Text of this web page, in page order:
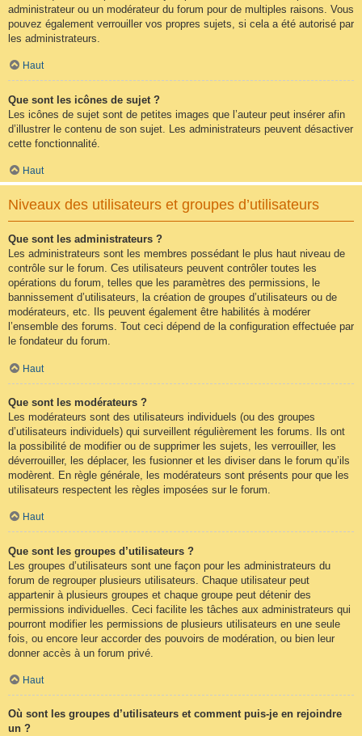
administrateur ou un modérateur du forum pour de multiples raisons. Vous
pouvez également verrouiller vos propres sujets, si cela a été autorisé par
les administrateurs.
Haut
Que sont les icônes de sujet ?
Les icônes de sujet sont de petites images que l’auteur peut insérer afin
d’illustrer le contenu de son sujet. Les administrateurs peuvent désactiver
cette fonctionnalité.
Haut
Niveaux des utilisateurs et groupes d’utilisateurs
Que sont les administrateurs ?
Les administrateurs sont les membres possédant le plus haut niveau de
contrôle sur le forum. Ces utilisateurs peuvent contrôler toutes les
opérations du forum, telles que les paramètres des permissions, le
bannissement d’utilisateurs, la création de groupes d’utilisateurs ou de
modérateurs, etc. Ils peuvent également être habilités à modérer
l’ensemble des forums. Tout ceci dépend de la configuration effectuée par
le fondateur du forum.
Haut
Que sont les modérateurs ?
Les modérateurs sont des utilisateurs individuels (ou des groupes
d’utilisateurs individuels) qui surveillent régulièrement les forums. Ils ont
la possibilité de modifier ou de supprimer les sujets, les verrouiller, les
déverrouiller, les déplacer, les fusionner et les diviser dans le forum qu’ils
modèrent. En règle générale, les modérateurs sont présents pour que les
utilisateurs respectent les règles imposées sur le forum.
Haut
Que sont les groupes d’utilisateurs ?
Les groupes d’utilisateurs sont une façon pour les administrateurs du
forum de regrouper plusieurs utilisateurs. Chaque utilisateur peut
appartenir à plusieurs groupes et chaque groupe peut détenir des
permissions individuelles. Ceci facilite les tâches aux administrateurs qui
pourront modifier les permissions de plusieurs utilisateurs en une seule
fois, ou encore leur accorder des pouvoirs de modération, ou bien leur
donner accès à un forum privé.
Haut
Où sont les groupes d’utilisateurs et comment puis-je en rejoindre
un ?